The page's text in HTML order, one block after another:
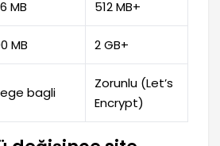
MB 512 MB+
MB 2 GB+
bagli
Zorunlu (Let’s
Encrypt)